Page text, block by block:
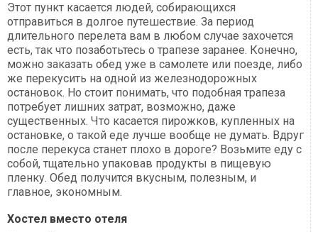
Этот пункт касается людей, собирающихся
отправиться в долгое путешествие. За период
длительного перелета вам в любом случае захочется
есть, так что позаботьтесь о трапезе заранее. Конечно,
можно заказать обед уже в самолете или поезде, либо
же перекусить на одной из железнодорожных
остановок. Но стоит понимать, что подобная трапеза
потребует лишних затрат, возможно, даже
существенных. Что касается пирожков, купленных на
остановке, о такой еде лучше вообще не думать. Вдруг
после перекуса станет плохо в дороге? Возьмите еду с
собой, тщательно упаковав продукты в пищевую
пленку. Обед получится вкусным, полезным, и
главное, экономным.
Хостел вместо отеля